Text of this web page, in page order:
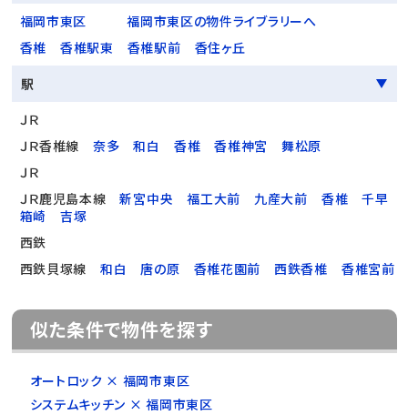
福岡市東区
福岡市東区の物件ライブラリーへ
香椎
香椎駅東 香椎駅前
香住ヶ丘
駅
ＪＲ
ＪＲ香椎線
奈多 和白 香椎 香椎神宮
舞松原
ＪＲ
ＪＲ鹿児島本線
新宮中央 福工大前 九産大前 香椎
千早
箱崎
吉塚
西鉄
西鉄貝塚線
和白 唐の原 香椎花園前 西鉄香椎 香椎宮前
似た条件で物件を探す
オートロック × 福岡市東区
システムキッチン × 福岡市東区